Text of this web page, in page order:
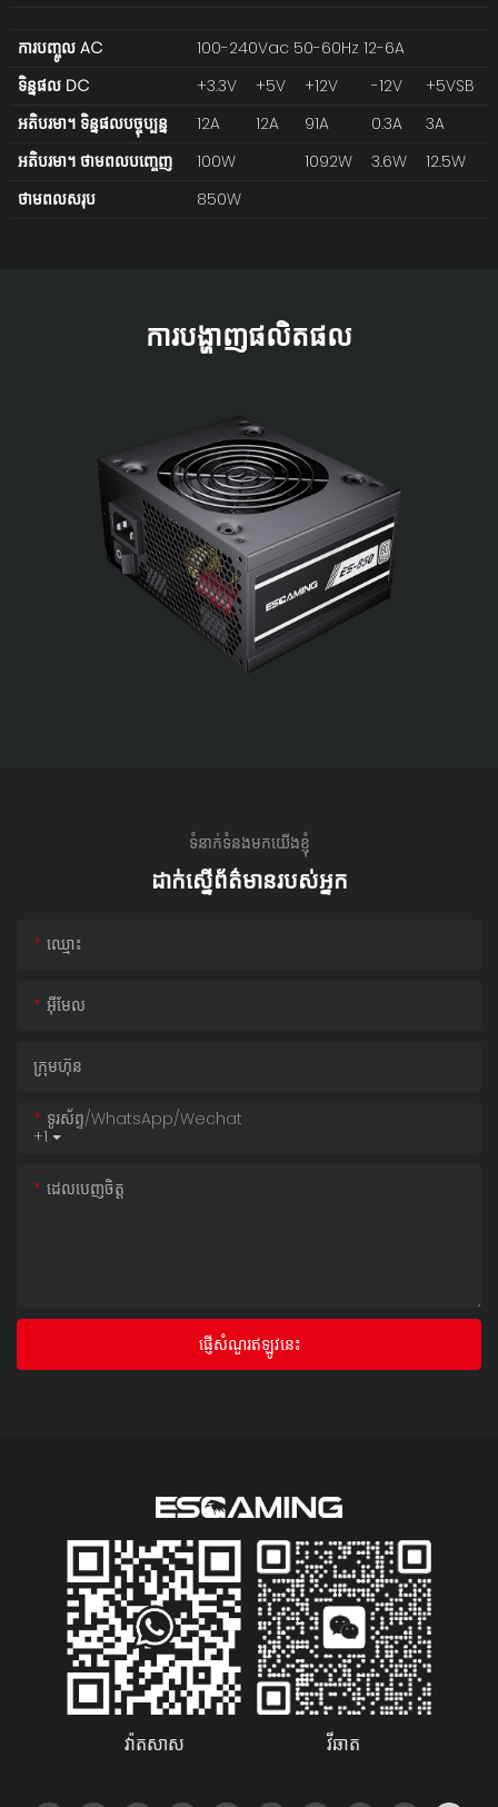
ការបញ្ចូល AC
100-240Vac 50-60Hz 12-6A
ទិន្នផល DC
+3.3V +5V +12V -12V
+5VSB
អតិបរមា។ ទិន្នផលបច្ចុប្បន្ន
12A 12A 91A 0.3A
3A
អតិបរមា។ ថាមពលបញ្ចេញ
100W 1092W 3.6W
12.5W
ថាមពលសរុប
850W
ការបង្ហាញផលិតផល
ទំនាក់ទំនងមកយើងខ្ញុំ
ដាក់ស្នើព័ត៌មានរបស់អ្នក
ឈ្មោះ
អ៊ីមែល
ក្រុមហ៊ុន
+1
ទូរស័ព្ទ/whatsApp/wechat
ដេលបេញចិត្ដ
ផ្ញើសំណួរឥឡូវនេះ
វ៉ាតសាស វីឆាត